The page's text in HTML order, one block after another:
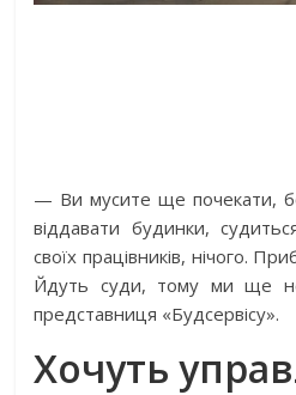
— Ви мусите ще почекати,
віддавати будинки,
своїх працівників, нічого.
Йдуть суди, тому ми ще
представниця «Будсервісу».
Хочуть